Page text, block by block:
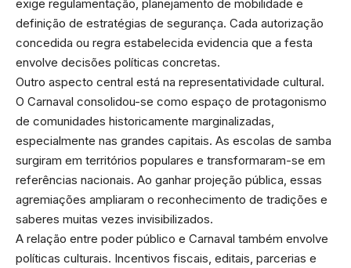
exige regulamentação, planejamento de mobilidade e
definição de estratégias de segurança. Cada autorização
concedida ou regra estabelecida evidencia que a festa
envolve decisões políticas concretas.
Outro aspecto central está na representatividade cultural.
O Carnaval consolidou-se como espaço de protagonismo
de comunidades historicamente marginalizadas,
especialmente nas grandes capitais. As escolas de samba
surgiram em territórios populares e transformaram-se em
referências nacionais. Ao ganhar projeção pública, essas
agremiações ampliaram o reconhecimento de tradições e
saberes muitas vezes invisibilizados.
A relação entre poder público e Carnaval também envolve
políticas culturais. Incentivos fiscais, editais, parcerias e